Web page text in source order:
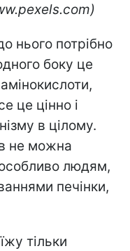
нього потрібно
боку це
це цінно і
в цілому.
не можна
людям,
печінки,
тільки